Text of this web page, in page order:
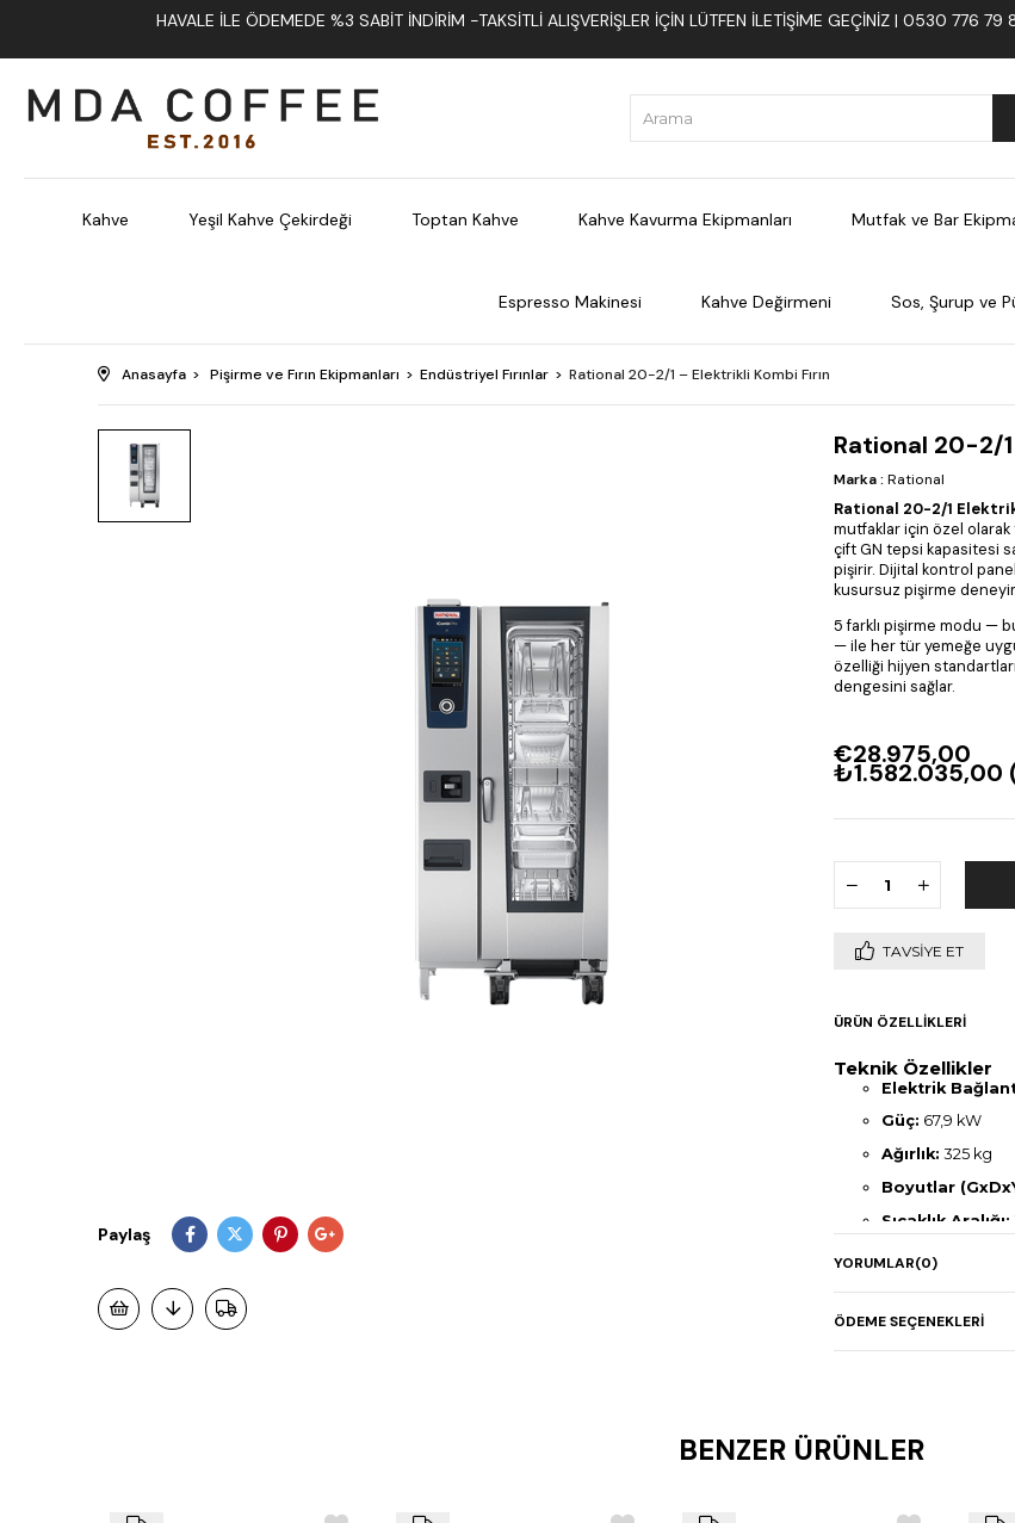
HAVALE İLE ÖDEMEDE %3 SABIT İNDIRIM -TAKSITLI ALIŞVERIŞLER İÇIN LÜTFEN ILETIŞIME GEÇINIZ | 0530 776
Kahve Yeşil Kahve Çekirdeği Toptan Kahve Kahve Kavurma Ekipmanları Mutfak ve Bar
Espresso Makinesi Kahve Değirmeni Sos, Şurup ve
Anasayfa Pişirme ve Fırın Ekipmanları Endüstriyel Fırınlar Rational 20-2/1 – Elektrikli Kombi Fırın
Paylaş
Rational 20-2/1
Marka: Rational
Rational 20-2/1
mutfaklar için özel
çift GN tepsi kapasitesi
pişirir. Dijital kontrol
kusursuz pişirme
5 farklı pişirme modu —
— ile her tür yemeğe
özelliği hijyen
dengesini sağlar.
€28.975,00
₺1.582.035,00
TAVSIYE ET
ÜRÜN ÖZELLIKLERI
Teknik Özellikler
Elektrik
Güç: 67,9 kW
Ağırlık: 325 kg
Boyutlar
Sıcaklık Aralığı:
Fan Hız Ayarları:
YORUMLAR(0)
ÖDEME SEÇENEKLERI
BENZER ÜRÜNLER